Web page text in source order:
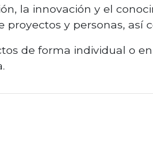
la innovación y el
y personas, así
de forma individual o